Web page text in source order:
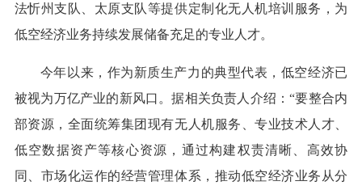
法忻州支队、太原支队等提供定制化无人机培训服务，为
低空经济业务持续发展储备充足的专业人才。
今年以来，作为新质生产力的典型代表，低空经济已
被视为万亿产业的新风口。据相关负责人介绍：“要整合内
部资源，全面统筹集团现有无人机服务、专业技术人才、
低空数据资产等核心资源，通过构建权责清晰、高效协
同、市场化运作的经营管理体系，推动低空经济业务从分